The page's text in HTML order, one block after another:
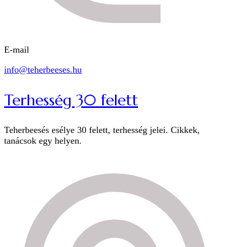
E-mail
info@teherbeeses.hu
Terhesség 30 felett
Teherbeesés esélye 30 felett, terhesség jelei. Cikkek,
tanácsok egy helyen.